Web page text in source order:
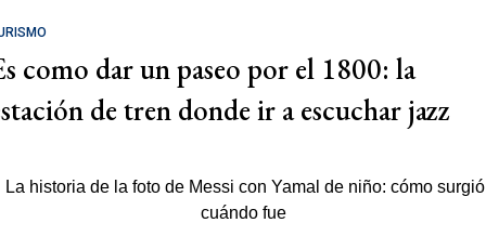
como dar un paseo por el 1800: la
de tren donde ir a escuchar jazz